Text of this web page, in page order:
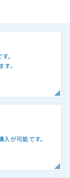
。
。
が可能です。